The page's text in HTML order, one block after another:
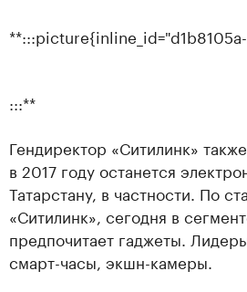
:::**
Гендиректор «Ситилинк»
в 2017 году останется
Татарстану, в частности. По
«Ситилинк», сегодня в
предпочитает гаджеты.
смарт-часы, экшн-камеры.